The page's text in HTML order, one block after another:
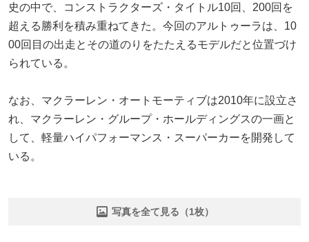
史の中で、コンストラクターズ・タイトル10回、200回を
超える勝利を積み重ねてきた。今回のアルトゥーラは、10
00回目の出走とその道のりをたたえるモデルだと位置づけ
られている。
なお、マクラーレン・オートモーティブは2010年に設立さ
れ、マクラーレン・グループ・ホールディングスの一画と
して、軽量ハイパフォーマンス・スーパーカーを開発して
いる。
写真を全て見る（1枚）